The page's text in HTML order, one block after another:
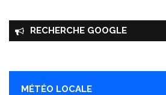
RECHERCHE GOOGLE
MÉTÉO LOCALE